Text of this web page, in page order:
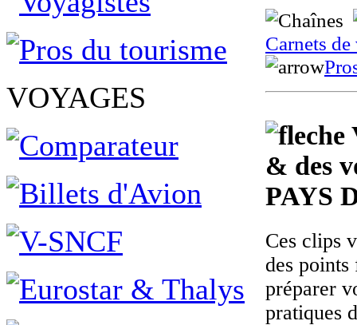
VOYAGES
Carnets
& des
PAYS
Ces clips
des
préparer
pratiques